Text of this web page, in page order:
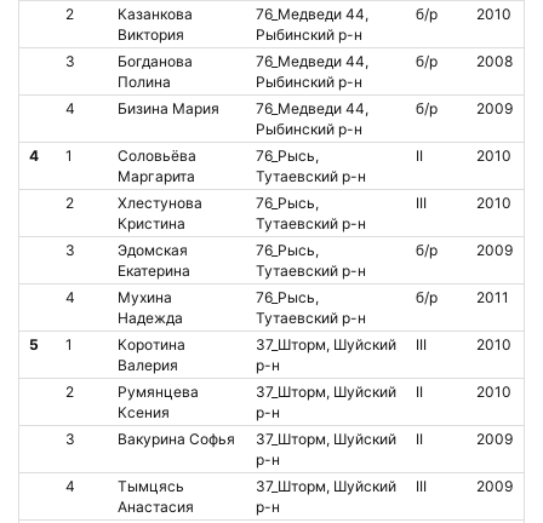
2
Казанкова
Виктория
76_Медведи 44,
Рыбинский р-н
б/р 2010
3
Богданова
Полина
76_Медведи 44,
Рыбинский р-н
б/р 2008
4 Бизина Мария
76_Медведи 44,
Рыбинский р-н
б/р 2009
4 1
Соловьёва
Маргарита
76_Рысь,
Тутаевский р-н
II 2010
2
Хлестунова
Кристина
76_Рысь,
Тутаевский р-н
III 2010
3
Эдомская
Екатерина
76_Рысь,
Тутаевский р-н
б/р 2009
4
Мухина
Надежда
76_Рысь,
Тутаевский р-н
б/р 2011
5 1
Коротина
Валерия
37_Шторм, Шуйский
р-н
III 2010
2
Румянцева
Ксения
37_Шторм, Шуйский
р-н
II 2010
3 Вакурина Софья
37_Шторм, Шуйский
р-н
II 2009
4
Тымцясь
Анастасия
37_Шторм, Шуйский
р-н
III 2009